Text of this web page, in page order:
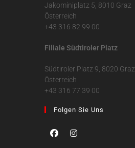
Jakominiplatz 5, 8010 Graz
Österreich
+43 316 82 99 00
Filiale Südtiroler Platz
Südtiroler Platz 9, 8020 Graz
Österreich
+43 316 77 39 00
Folgen Sie Uns